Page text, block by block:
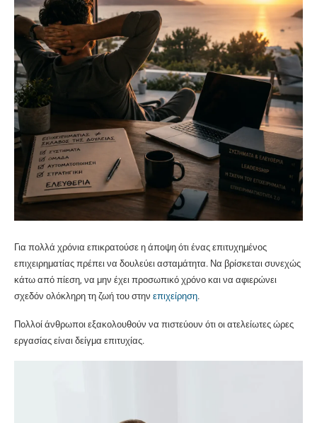
Για πολλά χρόνια επικρατούσε η άποψη ότι ένας επιτυχημένος
επιχειρηματίας πρέπει να δουλεύει ασταμάτητα. Να βρίσκεται συνεχώς
κάτω από πίεση, να μην έχει προσωπικό χρόνο και να αφιερώνει
σχεδόν ολόκληρη τη ζωή του στην επιχείρηση.
Πολλοί άνθρωποι εξακολουθούν να πιστεύουν ότι οι ατελείωτες ώρες
εργασίας είναι δείγμα επιτυχίας.